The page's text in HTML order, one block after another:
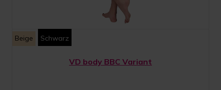
Beige Schwarz
VD body BBC Variant